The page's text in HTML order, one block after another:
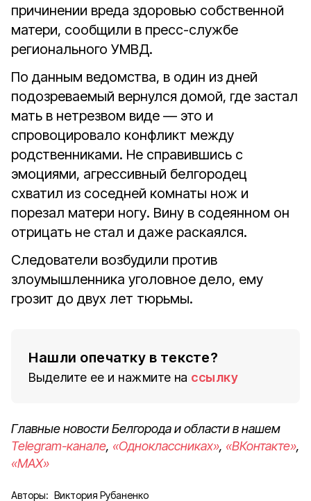
причинении вреда здоровью собственной
матери, сообщили в пресс-службе
регионального УМВД.
По данным ведомства, в один из дней
подозреваемый вернулся домой, где застал
мать в нетрезвом виде — это и
спровоцировало конфликт между
родственниками. Не справившись с
эмоциями, агрессивный белгородец
схватил из соседней комнаты нож и
порезал матери ногу. Вину в содеянном он
отрицать не стал и даже раскаялся.
Следователи возбудили против
злоумышленника уголовное дело, ему
грозит до двух лет тюрьмы.
Нашли опечатку в тексте?
Выделите ее и нажмите на ссылку
Главные новости Белгорода и области в нашем
Telegram-канале, «Одноклассниках», «ВКонтакте»,
«MAX»
Авторы: Виктория Рубаненко